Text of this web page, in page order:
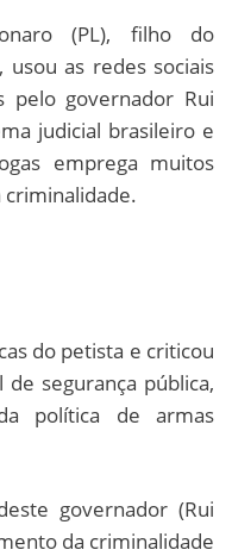
(PL), filho do
usou as redes sociais
pelo governador Rui
judicial brasileiro e
emprega muitos
criminalidade.
do petista e criticou
segurança pública,
política de armas
governador (Rui
da criminalidade